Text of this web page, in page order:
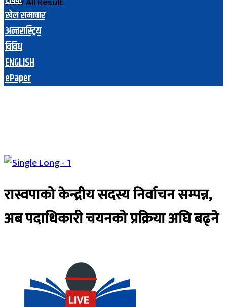
खेल समाचार
अन्तरास्ट्रिय
विविध
ENGLISH
ePaper
रास्वपाको केन्द्रीय सदस्य निर्वाचन सम्पन्न,
अब पदाधिकारी चयनको प्रक्रिया अघि बढ्ने